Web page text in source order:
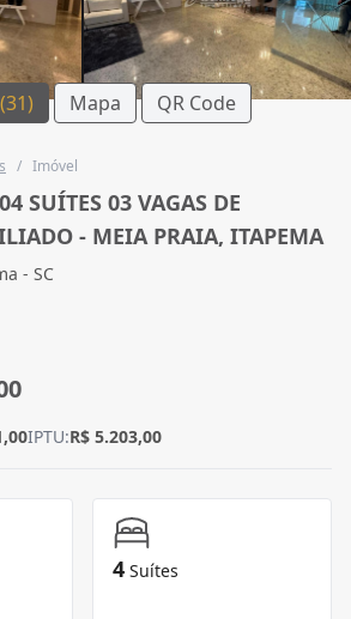
Mapa QR Code
/ Imóvel
SUÍTES 03 VAGAS DE
- MEIA PRAIA, ITAPEMA
- SC
IPTU:R$ 5.203,00
4 Suítes